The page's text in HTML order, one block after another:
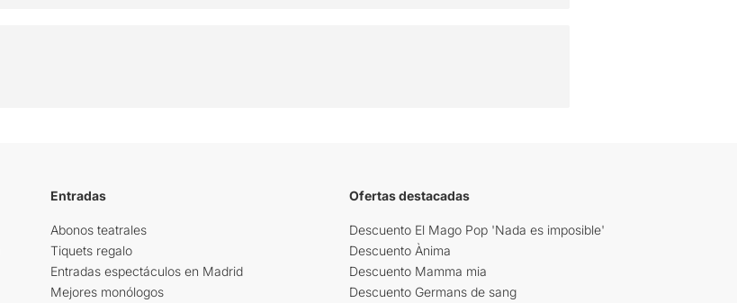
Entradas
Abonos teatrales
Tiquets regalo
Entradas espectáculos en Madrid
Mejores monólogos
Ofertas destacadas
Descuento El Mago Pop 'Nada es imposible'
Descuento Ànima
Descuento Mamma mia
Descuento Germans de sang